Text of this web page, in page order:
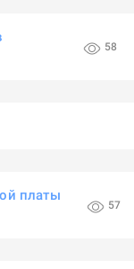
58
платы
57